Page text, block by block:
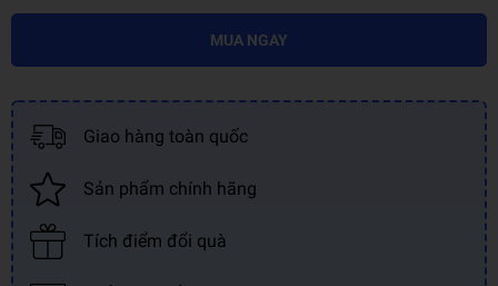
MUA NGAY
Giao hàng toàn quốc
Sản phẩm chính hãng
Tích điểm đổi quà